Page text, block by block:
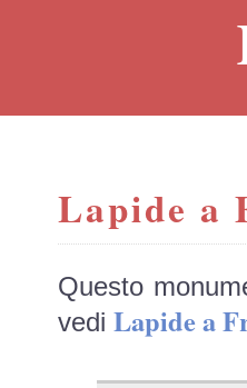
Lapide a
Questo
vedi Lapide a